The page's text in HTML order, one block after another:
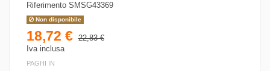
Riferimento SMSG43369
Non disponibile
18,72 € 22,83 €
Iva inclusa
PAGHI IN